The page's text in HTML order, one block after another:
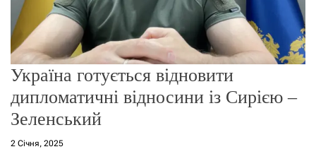
Україна готується відновити
дипломатичні відносини із Сирією –
Зеленський
2 Січня, 2025